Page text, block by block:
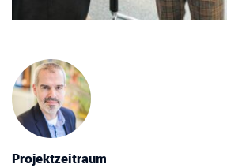
Projektzeitraum